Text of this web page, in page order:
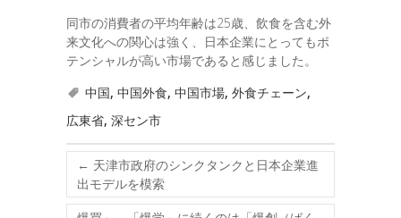
同市の消費者の平均年齢は25歳、飲食を含む外
来文化への関心は強く、日本企業にとってもポ
テンシャルが高い市場であると感じました。
中国, 中国外食, 中国市場, 外食チェーン,
広東省, 深セン市
← 天津市政府のシンクタンクと日本企業進
出モデルを模索